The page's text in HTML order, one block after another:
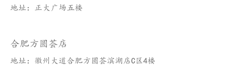
地址：正大广场五楼
合肥方圆荟店
地址：徽州大道合肥方圆荟滨湖店C区4楼